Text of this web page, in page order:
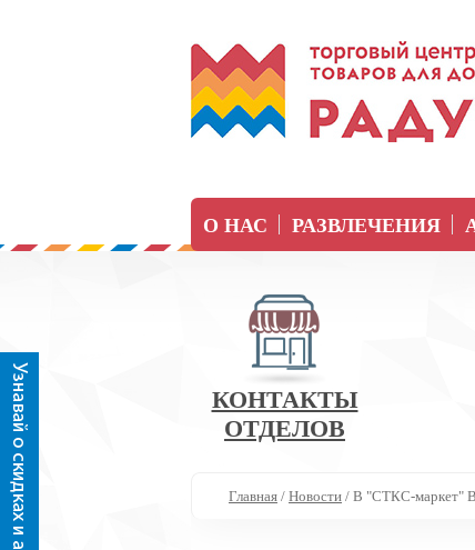
О НАС РАЗВЛЕЧЕНИЯ
КОНТАКТЫ
ОТДЕЛОВ
Главная / Новости / В "СТКС-маркет"